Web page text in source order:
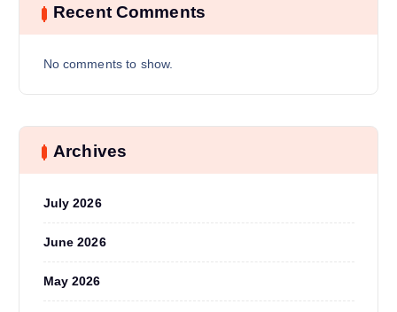
Recent Comments
No comments to show.
Archives
July 2026
June 2026
May 2026